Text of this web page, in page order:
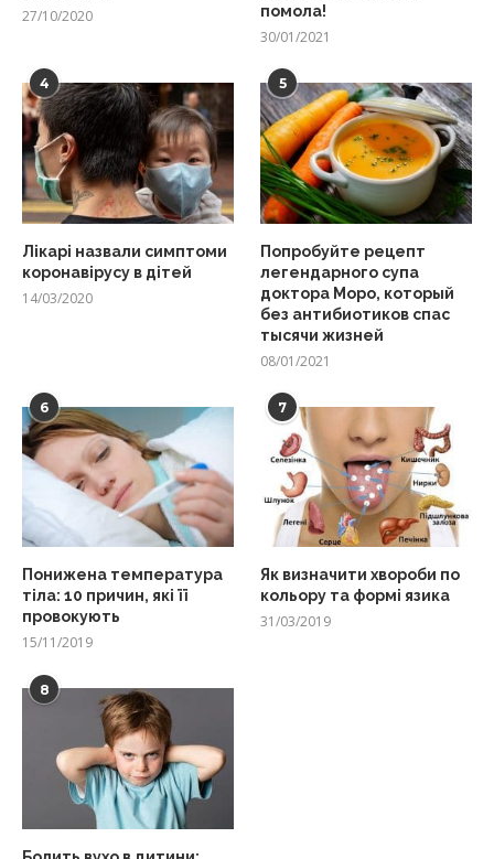
27/10/2020
помола!
30/01/2021
4
Лікарі назвали симптоми
коронавірусу в дітей
14/03/2020
5
Попробуйте рецепт
легендарного супа
доктора Моро, который
без антибиотиков спас
тысячи жизней
08/01/2021
6
Понижена температура
тіла: 10 причин, які її
провокують
15/11/2019
7
Як визначити хвороби по
кольору та формі язика
31/03/2019
8